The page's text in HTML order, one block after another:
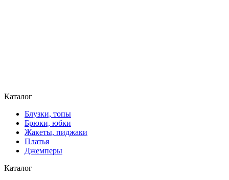
Каталог
Блузки, топы
Брюки, юбки
Жакеты, пиджаки
Платья
Джемперы
Каталог